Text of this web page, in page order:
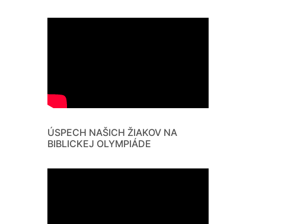
ÚSPECH NAŠICH ŽIAKOV NA
BIBLICKEJ OLYMPIÁDE